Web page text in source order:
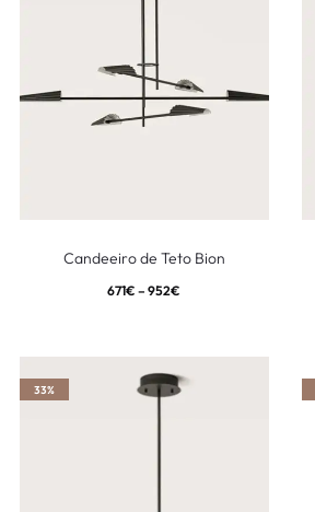
Candeeiro de Teto Bion
671€ – 952€
33%